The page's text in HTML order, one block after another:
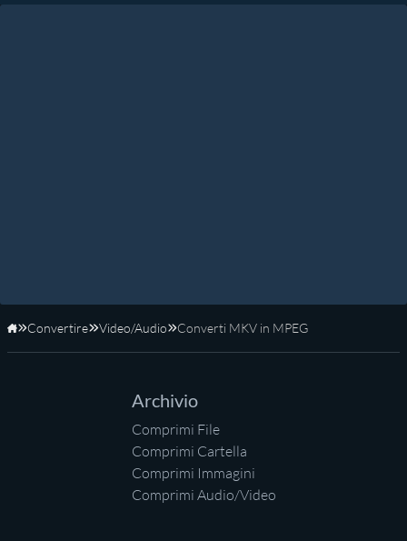
Home
Convertire Video/Audio Converti MKV in MPEG
Archivio
Comprimi File
Comprimi Cartella
Comprimi Immagini
Comprimi Audio/Video